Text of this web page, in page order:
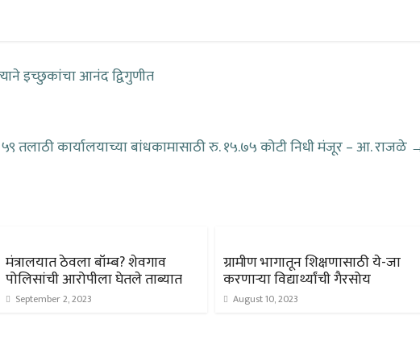
इच्छुकांचा आनंद द्विगुणीत
तलाठी कार्यालयाच्या बांधकामासाठी रु. १५.७५ कोटी निधी मंजूर – आ. राजळे
मंत्रालयात ठेवला बॉम्ब? शेवगाव
पोलिसांची आरोपीला घेतले ताब्यात
September 2, 2023
ग्रामीण भागातून शिक्षणासाठी ये-जा
करणाऱ्या विद्यार्थ्यांची गैरसोय
August 10, 2023